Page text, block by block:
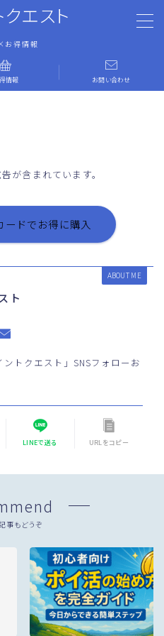
エスト
お得情報
情報 お問い合わせ
が含まれています。
ドでお得に購入
ABOUT ME
ト
トクエスト」SNSフォローお
LINEで送る URLをコピー
事もどうぞ